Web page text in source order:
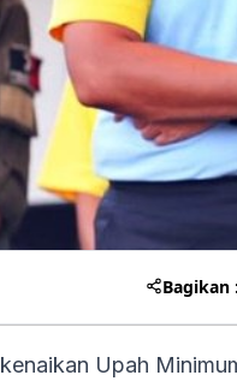
Bagikan :
kenaikan Upah